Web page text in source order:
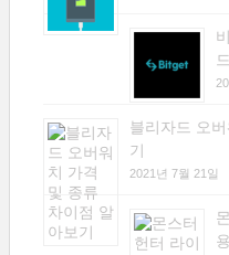
블리자드 오
기
2021년 7월 21일